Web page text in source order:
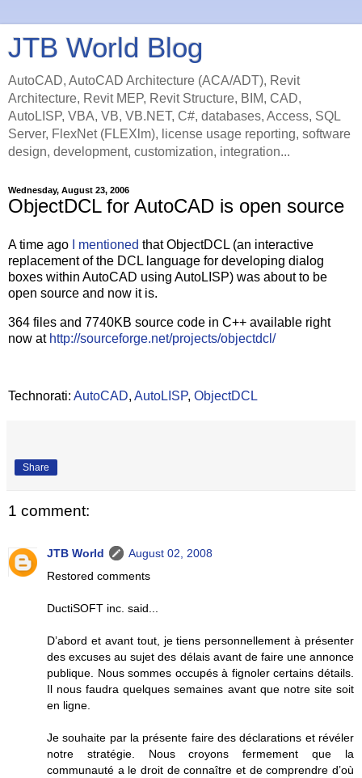
JTB World Blog
AutoCAD, AutoCAD Architecture (ACA/ADT), Revit
Architecture, Revit MEP, Revit Structure, BIM, CAD,
AutoLISP, VBA, VB, VB.NET, C#, databases, Access, SQL
Server, FlexNet (FLEXlm), license usage reporting, software
design, development, customization, integration...
Wednesday, August 23, 2006
ObjectDCL for AutoCAD is open source
A time ago I mentioned that ObjectDCL (an interactive
replacement of the DCL language for developing dialog
boxes within AutoCAD using AutoLISP) was about to be
open source and now it is.
364 files and 7740KB source code in C++ available right
now at http://sourceforge.net/projects/objectdcl/
Technorati: AutoCAD, AutoLISP, ObjectDCL
Share
1 comment:
JTB World
August 02, 2008
Restored comments
DuctiSOFT inc. said...
D’abord et avant tout, je tiens personnellement à présenter
des excuses au sujet des délais avant de faire une annonce
publique. Nous sommes occupés à fignoler certains détails.
Il nous faudra quelques semaines avant que notre site soit
en ligne.
Je souhaite par la présente faire des déclarations et révéler
notre stratégie. Nous croyons fermement que la
communauté a le droit de connaître et de comprendre d’où